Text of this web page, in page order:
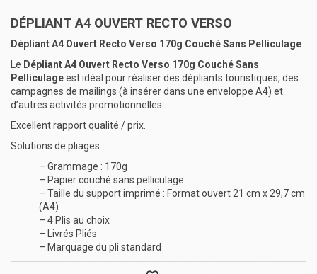
DÉPLIANT A4 OUVERT RECTO VERSO
Dépliant A4 Ouvert Recto Verso 170g Couché Sans Pelliculage
Le Dépliant A4 Ouvert Recto Verso 170g Couché Sans
Pelliculageest idéal pour réaliser des dépliants touristiques, des
campagnes de mailings (à insérer dans une enveloppe A4) et
d’autres activités promotionnelles.
Excellent rapport qualité / prix.
Solutions de pliages.
– Grammage : 170g
– Papier couché sans pelliculage
– Taille du support imprimé : Format ouvert 21 cm x 29,7 cm
(A4)
– 4 Plis au choix
– Livrés Pliés
– Marquage du pli standard